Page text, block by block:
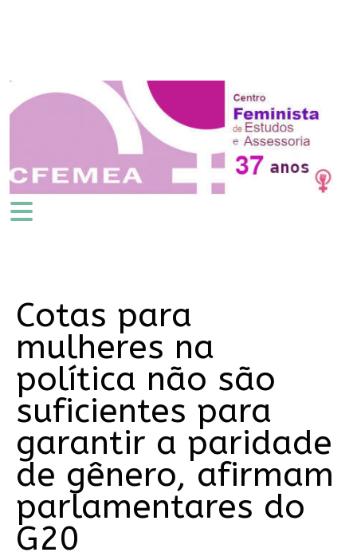
Cotas para
mulheres na
política não são
suficientes para
garantir a paridade
de gênero, afirmam
parlamentares do
G20